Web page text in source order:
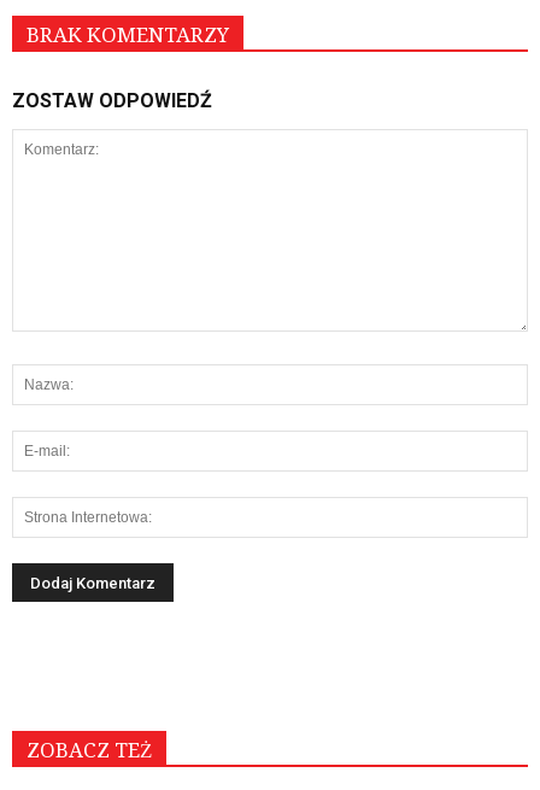
BRAK KOMENTARZY
ZOSTAW ODPOWIEDŹ
ZOBACZ TEŻ